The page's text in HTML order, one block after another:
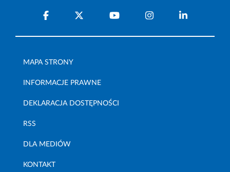
MAPA STRONY
INFORMACJE PRAWNE
DEKLARACJA DOSTĘPNOŚCI
RSS
DLA MEDIÓW
KONTAKT